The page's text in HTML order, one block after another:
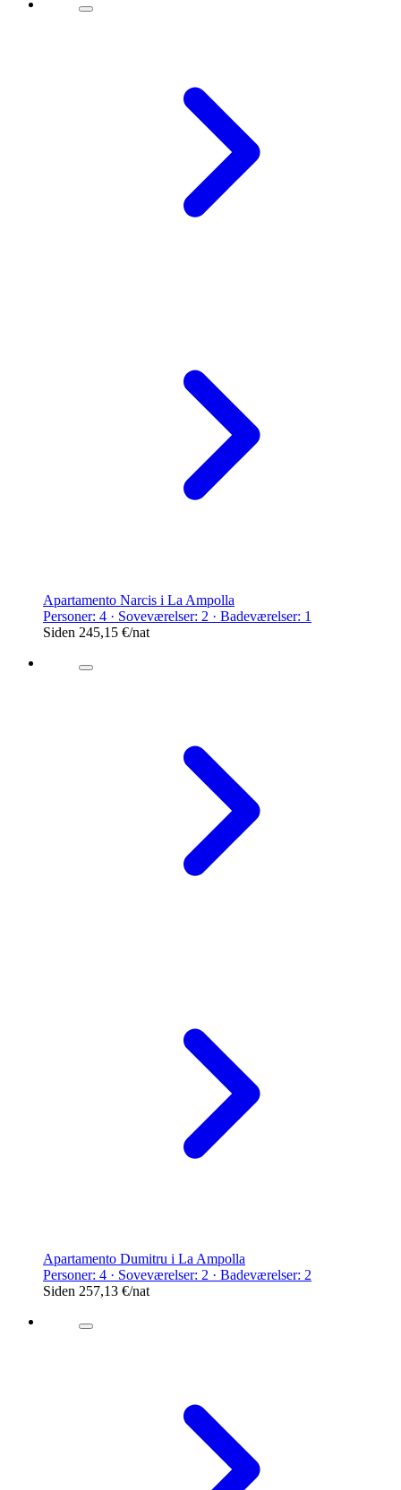
Apartamento Narcis i La Ampolla
Personer: 4 · Soveværelser: 2 · Badeværelser: 1
Siden 245,15 €/nat
Apartamento Dumitru i La Ampolla
Personer: 4 · Soveværelser: 2 · Badeværelser: 2
Siden 257,13 €/nat